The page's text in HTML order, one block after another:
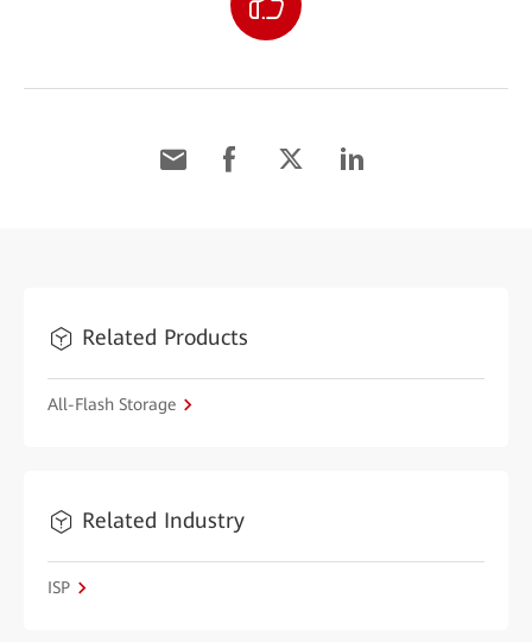
Related Products
All-Flash Storage
Related Industry
ISP